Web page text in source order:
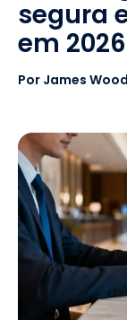
segura
em 2026
Por James Wood